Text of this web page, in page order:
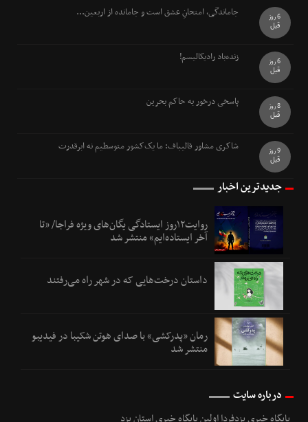
جاماندگی، امتحانِ عشق است و جامانده از اربعین...
6 روز
قبل
زنده‌باد رادیکالیسم!
6 روز
قبل
پاسخی درخور به حاکم بحرین
8 روز
قبل
شاکری مشاور قالیباف: ما یک‌کشور متوسطیم نه ابرقدرت
9 روز
قبل
جدیدترین اخبار
روایت۱۲روز ایستادگی یگان‌های ویژه فراجا/ «تا
آخر ایستاده‌ایم» منتشر شد
داستان درخت‌هایی که در شهر راه می‌رفتند
رمان «پدرکشی» با صدای هوتن شکیبا در فیدیبو
منتشر شد
درباره سایت